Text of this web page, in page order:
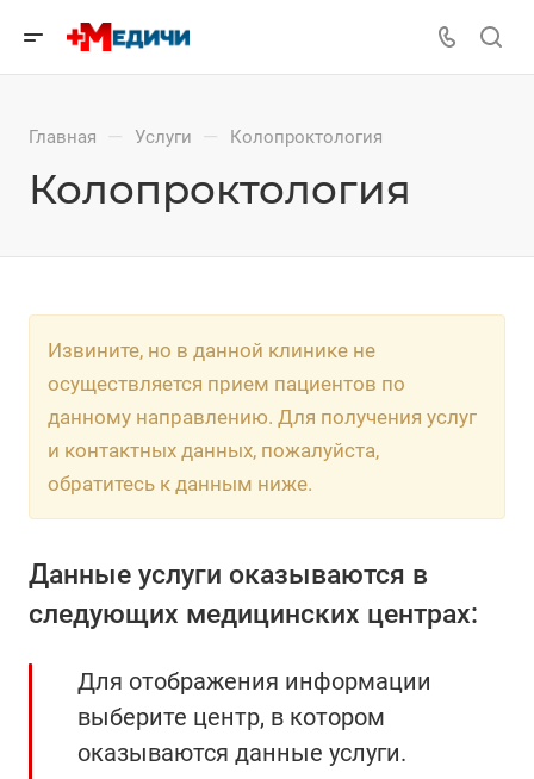
Главная — Услуги — Колопроктология
Колопроктология
Извините, но в данной клинике не
осуществляется прием пациентов по
данному направлению. Для получения услуг
и контактных данных, пожалуйста,
обратитесь к данным ниже.
Данные услуги оказываются в
следующих медицинских центрах:
Для отображения информации
выберите центр, в котором
оказываются данные услуги.